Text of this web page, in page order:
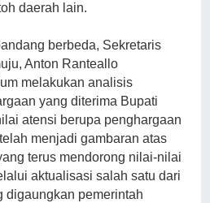
daerah lain.
berbeda, Sekretaris
Anton Ranteallo
melakukan analisis
yang diterima Bupati
atensi berupa penghargaan
menjadi gambaran atas
terus mendorong nilai-nilai
aktualisasi salah satu dari
digaungkan pemerintah